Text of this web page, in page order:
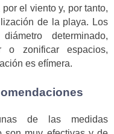
el viento y, por tanto,
de la playa. Los
determinado,
o zonificar espacios,
es efímera.
de las medidas